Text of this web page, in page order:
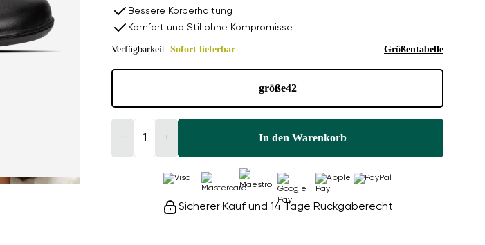
Bessere Körperhaltung
Komfort und Stil ohne Kompromisse
Verfügbarkeit: Sofort lieferbar Größentabelle
größe42
− + In den Warenkorb
Sicherer Kauf und 14 Tage Rückgaberecht